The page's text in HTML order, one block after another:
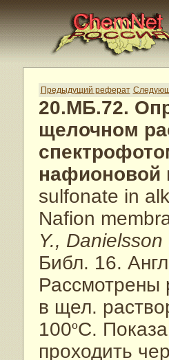
Предыдущий реферат
20.МБ.72.
щелочном
sulfonate in
Nafion
Y., Danielsson
Библ. 16.
Рассмотрены
в щел.
100ºC.
проходить